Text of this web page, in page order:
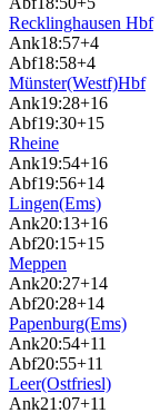
Recklinghausen Hbf
Ank18:57+4
Abf18:58+4
Münster(Westf)Hbf
Ank19:28+16
Abf19:30+15
Rheine
Ank19:54+16
Abf19:56+14
Lingen(Ems)
Ank20:13+16
Abf20:15+15
Meppen
Ank20:27+14
Abf20:28+14
Papenburg(Ems)
Ank20:54+11
Abf20:55+11
Leer(Ostfriesl)
Ank21:07+11